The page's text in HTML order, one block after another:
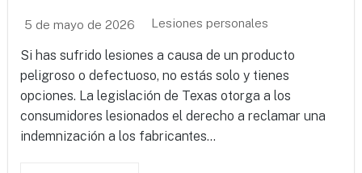
5 de mayo de 2026 Lesiones personales
Si has sufrido lesiones a causa de un producto
peligroso o defectuoso, no estás solo y tienes
opciones. La legislación de Texas otorga a los
consumidores lesionados el derecho a reclamar una
indemnización a los fabricantes...